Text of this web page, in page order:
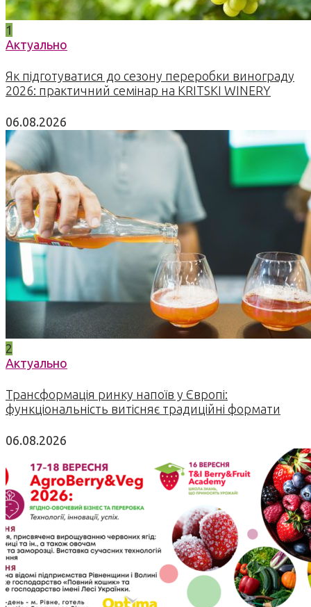
1
Актуально
Як підготуватися до сезону переробки винограду
2026: практичний семінар на KRITSKI WINERY
06.08.2026
2
Актуально
Трансформація ринку напоїв у Європі:
функціональність витісняє традиційні формати
06.08.2026